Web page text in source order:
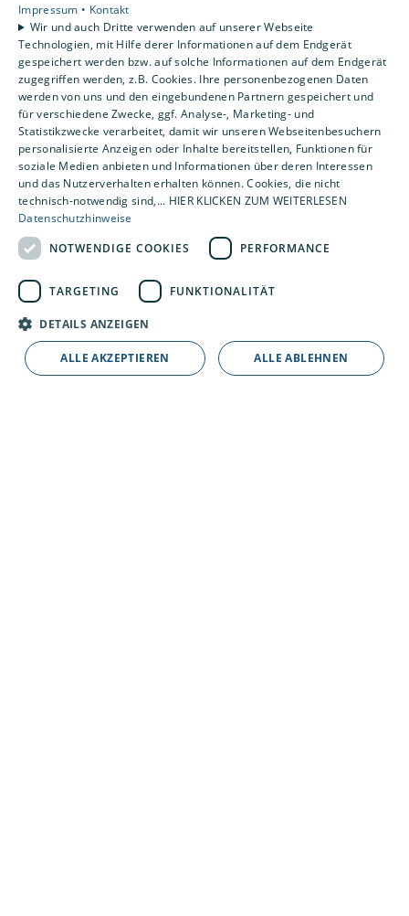
Besuch die BOOS Haustechnik
Karriereseite
Du interessierst dich für das SHK-Handwerk und
willst eine Ausbildung beginnen? Oder du bist als
Installateur auf Jobsuche in Varel? Dann schau
mal auf unserer Karriereseite vorbei. Neben
Stellenausschreibungen erhältst du hier viele
zur Firma BOOS Haustechnik als Arbeitgeber.
Zur Karriereseite
Impressum • Kontakt
Wir und auch Dritte verwenden auf unserer Webseite
Technologien, mit Hilfe derer Informationen auf dem Endgerät
gespeichert werden bzw. auf solche Informationen auf dem Endgerät
zugegriffen werden, z.B. Cookies. Ihre personenbezogenen Daten
werden von uns und den eingebundenen Partnern gespeichert und
für verschiedene Zwecke, ggf. Analyse-, Marketing- und
Statistikzwecke verarbeitet, damit wir unseren Webseitenbesuchern
personalisierte Anzeigen oder Inhalte bereitstellen, Funktionen für
soziale Medien anbieten und Informationen über deren Interessen
und das Nutzerverhalten erhalten können. Cookies, die nicht
technisch-notwendig sind,... HIER KLICKEN ZUM WEITERLESEN
Datenschutzhinweise
NOTWENDIGE COOKIES
PERFORMANCE
TARGETING FUNKTIONALITÄT
DETAILS ANZEIGEN
ALLE AKZEPTIEREN ALLE ABLEHNEN